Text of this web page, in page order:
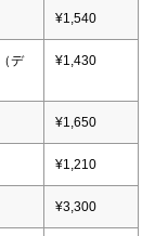
¥1,540
デ
¥1,430
¥1,650
¥1,210
¥3,300